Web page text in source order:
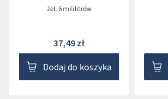
żel, 6 mililitrów
37,49 zł
Dodaj do koszyka